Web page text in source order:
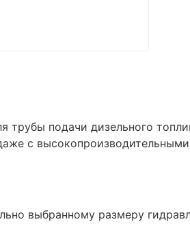
подачи дизельного
с
выбранному размеру